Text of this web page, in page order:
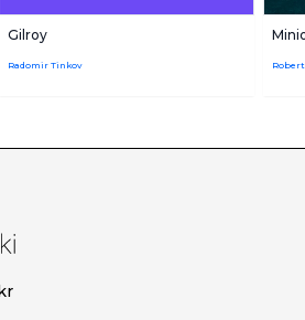
Gilroy
Radomir Tinkov